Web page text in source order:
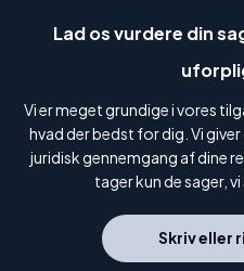
Lad os vurdere din
Vi er meget grundige i vores
hvad der bedst for dig. Vi
juridisk gennemgang af dine
tager kun de sager,
Skriv eller